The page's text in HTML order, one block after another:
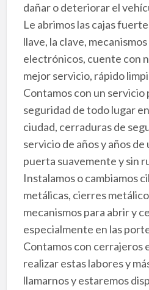
dañar o deteriorar el
Le abrimos las cajas
llave, la clave,
electrónicos, cuente con
mejor servicio, rápido
Contamos con un servicio
seguridad de todo lugar
ciudad, cerraduras de
servicio de años y años
puerta suavemente y sin
Instalamos o cambiamos
metálicas, cierres
mecanismos para abrir y
especialmente en las
Contamos con cerrajeros
realizar estas labores y
llamarnos y estaremos